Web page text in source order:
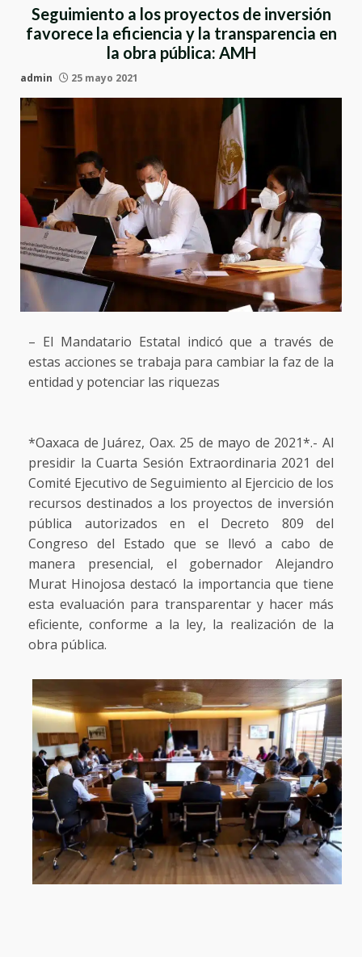
Seguimiento a los proyectos de inversión
favorece la eficiencia y la transparencia en
la obra pública: AMH
admin 25 mayo 2021
– El Mandatario Estatal indicó que a través de
estas acciones se trabaja para cambiar la faz de la
entidad y potenciar las riquezas
*Oaxaca de Juárez, Oax. 25 de mayo de 2021*.- Al
presidir la Cuarta Sesión Extraordinaria 2021 del
Comité Ejecutivo de Seguimiento al Ejercicio de los
recursos destinados a los proyectos de inversión
pública autorizados en el Decreto 809 del
Congreso del Estado que se llevó a cabo de
manera presencial, el gobernador Alejandro
Murat Hinojosa destacó la importancia que tiene
esta evaluación para transparentar y hacer más
eficiente, conforme a la ley, la realización de la
obra pública.